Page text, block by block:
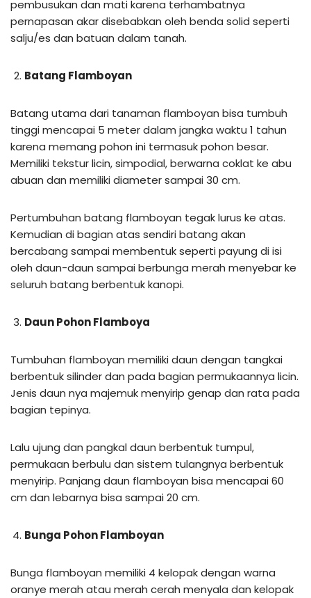
pembusukan dan mati karena terhambatnya
pernapasan akar disebabkan oleh benda solid seperti
salju/es dan batuan dalam tanah.
Batang Flamboyan
Batang utama dari tanaman flamboyan bisa tumbuh
tinggi mencapai 5 meter dalam jangka waktu 1 tahun
karena memang pohon ini termasuk pohon besar.
Memiliki tekstur licin, simpodial, berwarna coklat ke abu
abuan dan memiliki diameter sampai 30 cm.
Pertumbuhan batang flamboyan tegak lurus ke atas.
Kemudian di bagian atas sendiri batang akan
bercabang sampai membentuk seperti payung di isi
oleh daun-daun sampai berbunga merah menyebar ke
seluruh batang berbentuk kanopi.
Daun Pohon Flamboya
Tumbuhan flamboyan memiliki daun dengan tangkai
berbentuk silinder dan pada bagian permukaannya licin.
Jenis daun nya majemuk menyirip genap dan rata pada
bagian tepinya.
Lalu ujung dan pangkal daun berbentuk tumpul,
permukaan berbulu dan sistem tulangnya berbentuk
menyirip. Panjang daun flamboyan bisa mencapai 60
cm dan lebarnya bisa sampai 20 cm.
Bunga Pohon Flamboyan
Bunga flamboyan memiliki 4 kelopak dengan warna
oranye merah atau merah cerah menyala dan kelopak